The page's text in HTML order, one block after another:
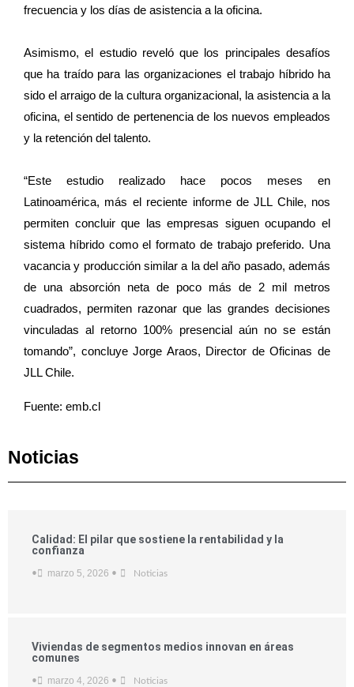
frecuencia y los días de asistencia a la oficina.
Asimismo, el estudio reveló que los principales desafíos
que ha traído para las organizaciones el trabajo híbrido ha
sido el arraigo de la cultura organizacional, la asistencia a la
oficina, el sentido de pertenencia de los nuevos empleados
y la retención del talento.
“Este estudio realizado hace pocos meses en
Latinoamérica, más el reciente informe de JLL Chile, nos
permiten concluir que las empresas siguen ocupando el
sistema híbrido como el formato de trabajo preferido. Una
vacancia y producción similar a la del año pasado, además
de una absorción neta de poco más de 2 mil metros
cuadrados, permiten razonar que las grandes decisiones
vinculadas al retorno 100% presencial aún no se están
tomando”, concluye Jorge Araos, Director de Oficinas de
JLL Chile.
Fuente: emb.cl
Noticias
Calidad: El pilar que sostiene la rentabilidad y la
confianza
• marzo 5, 2026 • Noticias
Viviendas de segmentos medios innovan en áreas
comunes
• marzo 4, 2026 • Noticias